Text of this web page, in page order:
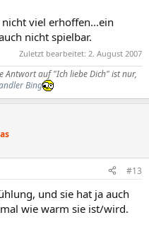
viel erhoffen...ein
nicht spielbar.
Zuletzt bearbeitet: 2. August 2007
Antwort auf "Ich liebe Dich" ist nur,
Bing
#13
und sie hat ja auch
wie warm sie ist/wird.